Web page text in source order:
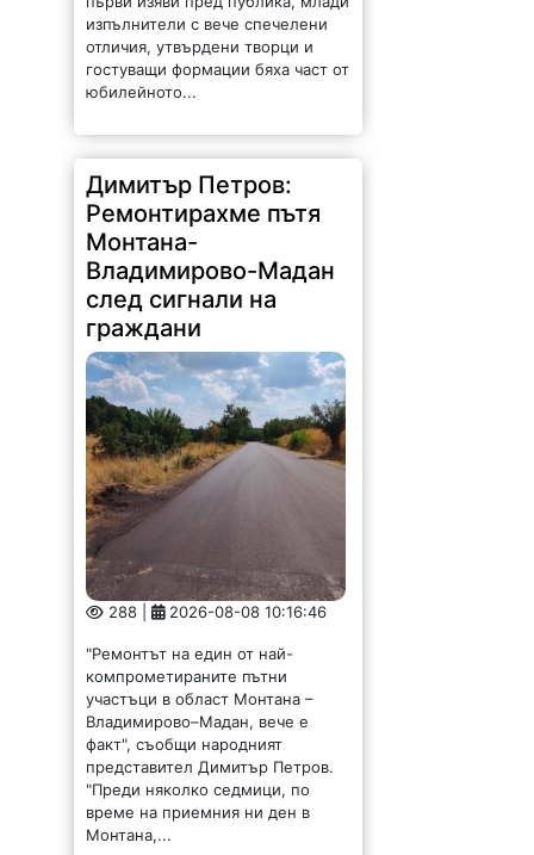
изпълнители с вече спечелени
отличия, утвърдени творци и
гостуващи формации бяха част от
юбилейното...
Димитър Петров:
Ремонтирахме пътя
Монтана-
Владимирово-Мадан
след сигнали на
граждани
288 | 2026-08-08 10:16:46
"Ремонтът на един от най-
компрометираните пътни
участъци в област Монтана –
Владимирово–Мадан, вече е
факт", съобщи народният
представител Димитър Петров.
"Преди няколко седмици, по
време на приемния ни ден в
Монтана,...